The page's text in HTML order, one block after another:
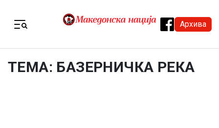
Архива
ТЕМА: БАЗЕРНИЧКА РЕКА